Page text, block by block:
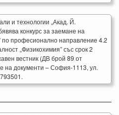
и технологии „Акад. Й.
конкурс за заемане на
по професионално направление 4.2
„Физикохимия” със срок 2
вестник (ДВ брой 89 от
на документи – София-1113, ул.